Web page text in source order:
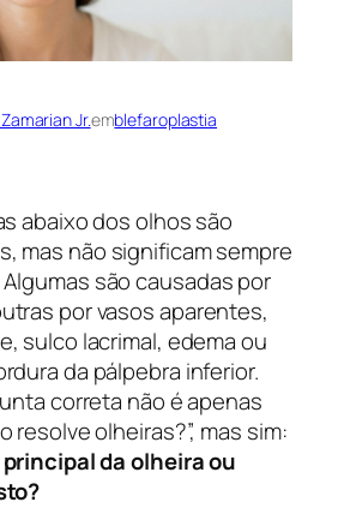
Jr.emblefaroplastia
abaixo dos olhos são
mas não significam sempre
são causadas por
por vasos aparentes,
sulco lacrimal, edema ou
da pálpebra inferior.
correta não é apenas
resolve olheiras?”, mas sim:
da olheira ou